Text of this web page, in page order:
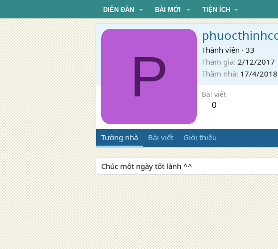
DIỄN ĐÀN BÀI MỚI TIỆN ÍCH
P Thành viên · 33
Tham gia 2/12/2017
Thăm nhà 17/4/2018
Bài viết
0
Tường nhà Bài viết Giới thiệu
Chúc một ngày tốt lành ^^